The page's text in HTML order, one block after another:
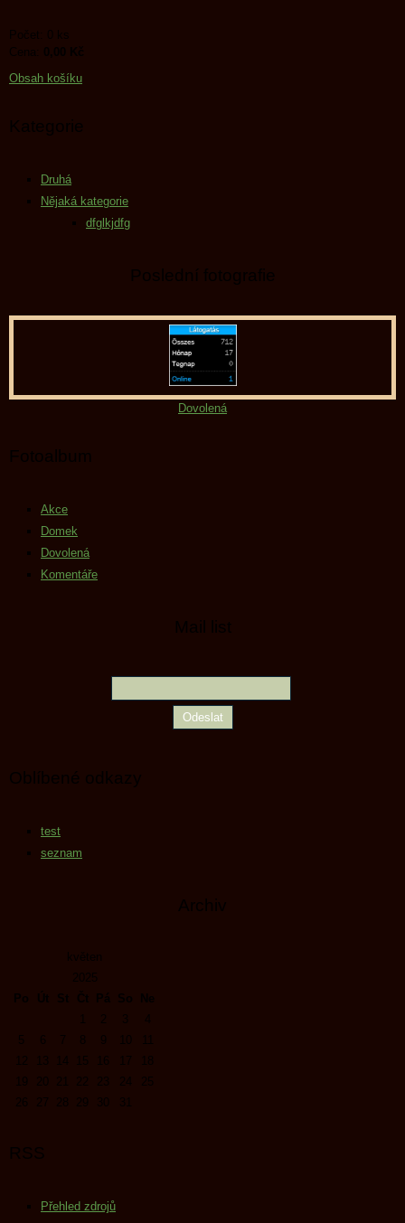
Počet: 0 ks
Cena:
0,00 Kč
Obsah košíku
Kategorie
Druhá
Nějaká kategorie
dfglkjdfg
Poslední fotografie
Dovolená
Fotoalbum
Akce
Domek
Dovolená
Komentáře
Mail list
Oblíbené odkazy
test
seznam
Archiv
květen
2025
Po
Út St Čt Pá So
Ne
2 3
5
7 8
12
13 15 17
18
20 21 22 23 24
25
26
27 28 29 30 31
RSS
Přehled zdrojů